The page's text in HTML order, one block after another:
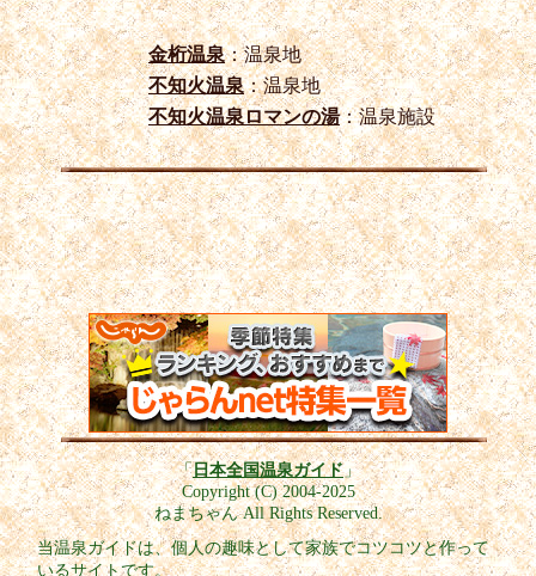
金桁温泉：温泉地
不知火温泉：温泉地
不知火温泉ロマンの湯：温泉施設
「日本全国温泉ガイド」
Copyright (C) 2004-2025
ねまちゃん All Rights Reserved.
当温泉ガイドは、個人の趣味として家族でコツコツと作って
いるサイトです。